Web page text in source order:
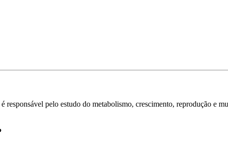
pelo estudo do metabolismo, crescimento, reprodução e